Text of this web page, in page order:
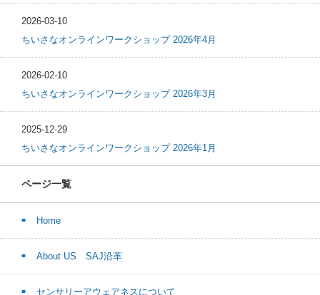
2026-03-10
ちいさなオンラインワークショップ 2026年4月
2026-02-10
ちいさなオンラインワークショップ 2026年3月
2025-12-29
ちいさなオンラインワークショップ 2026年1月
ページ一覧
Home
About US SAJ沿革
センサリーアウェアネスについて